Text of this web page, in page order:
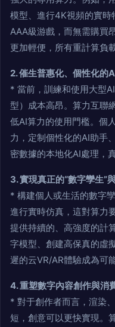
模型、進行4K視頻的實時
AAA級游戲，而無需購買
更加輕便，所有重計算負
2. 催生普惠化、個性化的
* 當前，訓練和使用大型
型）成本高昂。算力互聯
低AI算力的使用門檻。個
力，定制個性化的AI助手
密數據的本地化AI處理，
3. 實現真正的“數字孿生”
* 構建個人或生活的數字
進行實時仿真，這對算力
提供持續的、高強度的計
字模型、創建高保真的虛
遲的云VR/AR體驗成為可
4. 重塑數字內容創作與消
* 對于創作者而言，渲染
短，創意可以更快實現。